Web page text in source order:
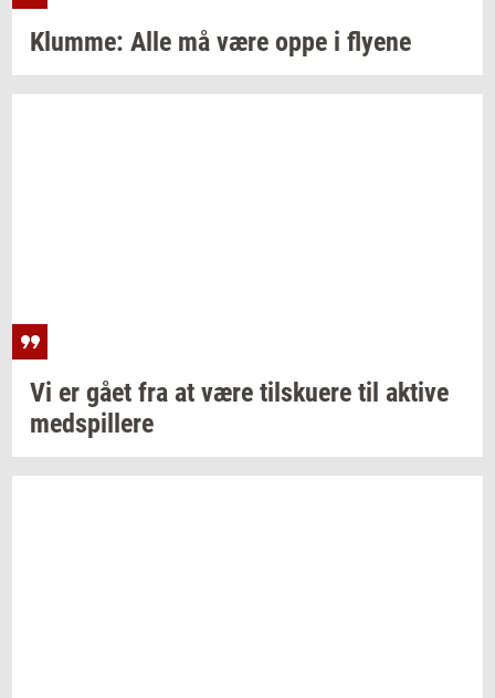
Klum­me: Alle må være oppe i fly­e­ne
Vi er gået fra at være til­sku­e­re til ak­ti­ve
med­spil­le­re